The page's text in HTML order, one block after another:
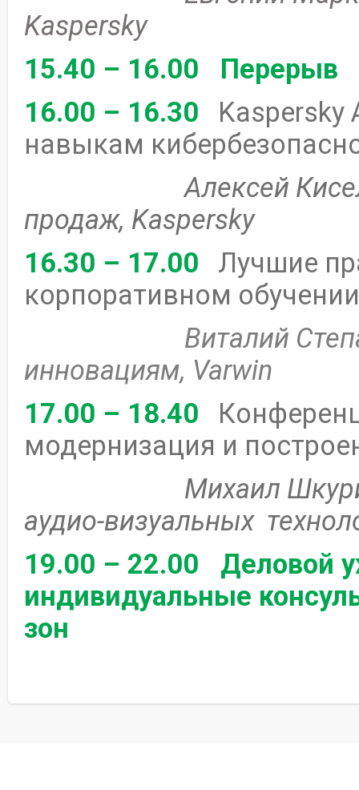
Kaspersky
15.40 – 16.00
Перерыв
16.00 – 16.30
Kaspersky
навыкам
Алексей
продаж, Kaspersky
16.30 – 17.00
Лучшие
корпоративном обучении
Виталий
инновациям, Varwin
17.00 – 18.40
модернизация и
Михаил
аудио-визуальных
19.00 – 22.00 Деловой
индивидуальные
зон